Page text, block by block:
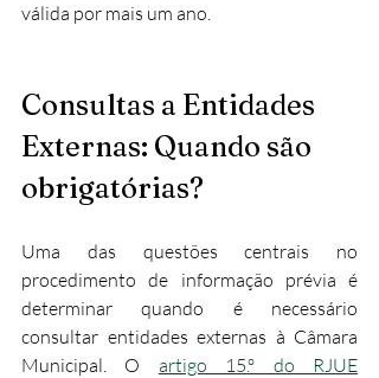
válida por mais um ano.​
Consultas a Entidades
Externas: Quando são
obrigatórias?
Uma das questões centrais no
procedimento de informação prévia é
determinar quando é necessário
consultar entidades externas à Câmara
Municipal. O artigo 15.º do RJUE